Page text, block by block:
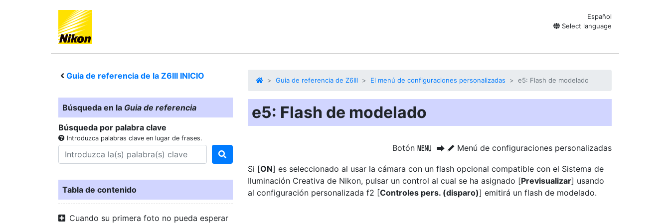
Español
Select language
Guia de referencia de la Z6III INICIO
Búsqueda en la Guia de referencia
Búsqueda por palabra clave
Introduzca palabras clave en lugar de frases.
Tabla de contenido
Cuando su primera foto no pueda esperar
Guia de referencia de Z6III El menú de configuraciones personalizadas e5: Flash de modelado
e5: Flash de modelado
Botón G U A Menú de configuraciones personalizadas
Si [ON] es seleccionado al usar la cámara con un flash opcional compatible con el Sistema de
Iluminación Creativa de Nikon, pulsar un control al cual se ha asignado [Previsualizar] usando
al configuración personalizada f2 [Controles pers. (disparo)] emitirá un flash de modelado.